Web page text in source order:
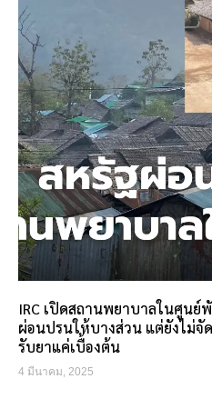
IRC เปิดสถานพยาบาลในศูนย์
ผ่อนปรนให้บางส่วน แต่ยังไม่จั
รับยาแค่เบื้องต้น
4 มีนาคม, 2025